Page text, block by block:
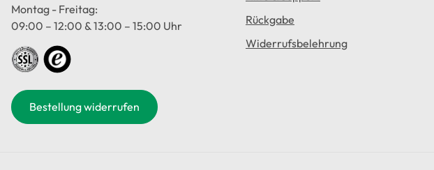
Montag - Freitag:
09:00 – 12:00 & 13:00 – 15:00 Uhr
Bestellung widerrufen
Rückgabe
Widerrufsbelehrung